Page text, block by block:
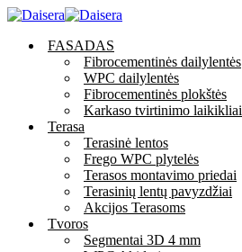
FASADAS
Fibrocementinės dailylentės
WPC dailylentės
Fibrocementinės plokštės
Karkaso tvirtinimo laikikliai
Terasa
Terasinė lentos
Frego WPC plytelės
Terasos montavimo priedai
Terasinių lentų pavyzdžiai
Akcijos Terasoms
Tvoros
Segmentai 3D 4 mm